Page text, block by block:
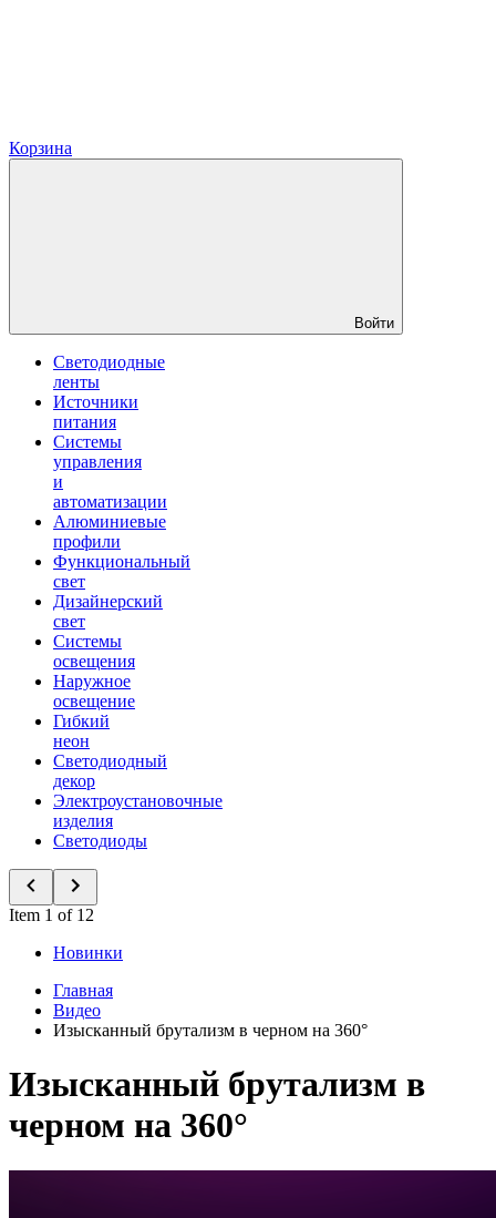
Корзина
Войти
Светодиодные
ленты
Источники
питания
Системы
управления
и
автоматизации
Алюминиевые
профили
Функциональный
свет
Дизайнерский
свет
Системы
освещения
Наружное
освещение
Гибкий
неон
Светодиодный
декор
Электроустановочные
изделия
Светодиоды
Item 1 of 12
Новинки
Главная
Видео
Изысканный брутализм в черном на 360°
Изысканный брутализм в
черном на 360°